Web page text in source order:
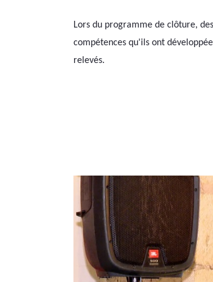
Lors du programme de clôture,
compétences qu'ils ont
relevés.